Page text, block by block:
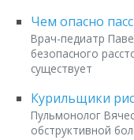
Чем опасно
Врач-педиатр
безопасного
существует
Курильщики
Пульмонолог
обструктивной